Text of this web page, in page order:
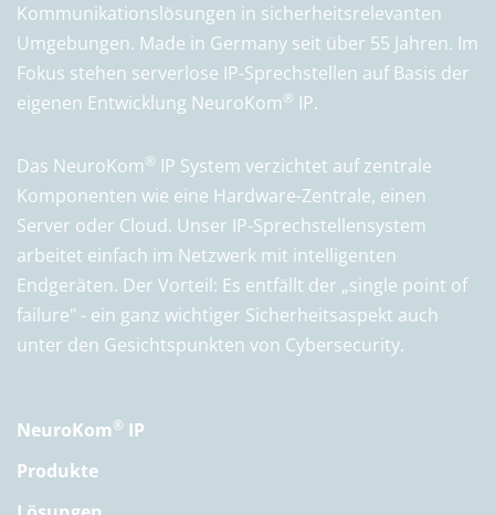
Kommunikationslösungen in sicherheitsrelevanten
Umgebungen. Made in Germany seit über 55 Jahren. Im
Fokus stehen serverlose IP-Sprechstellen auf Basis der
eigenen Entwicklung NeuroKom® IP.
Das NeuroKom® IP System verzichtet auf zentrale
Komponenten wie eine Hardware-Zentrale, einen
Server oder Cloud. Unser IP-Sprechstellensystem
arbeitet einfach im Netzwerk mit intelligenten
Endgeräten. Der Vorteil: Es entfällt der „single point of
failure" - ein ganz wichtiger Sicherheitsaspekt auch
unter den Gesichtspunkten von Cybersecurity.
NeuroKom® IP
Produkte